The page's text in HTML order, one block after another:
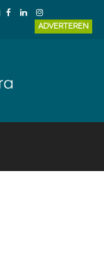
ADVERTEREN